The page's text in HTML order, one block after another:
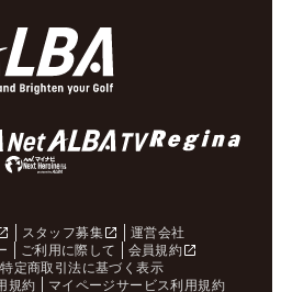
スタッフ募集
運営会社
ご利用に際して
会員規約
特定商取引法に基づく表示
規約
マイページサービス利用規約